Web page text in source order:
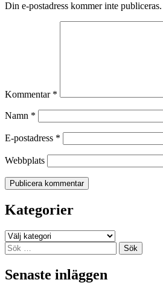
Din e-postadress kommer inte publiceras.
Kommentar *
Namn *
E-postadress *
Webbplats
Kategorier
Kategorier
Sök
efter:
Senaste inläggen